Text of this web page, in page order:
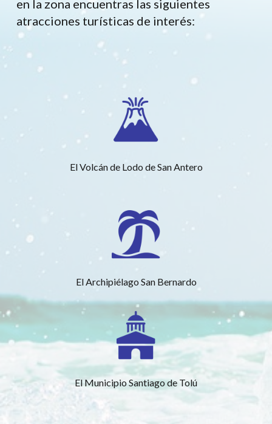
en la zona encuentras las siguientes
atracciones turísticas de interés:
El Volcán de Lodo de San Antero
El Archipiélago San Bernardo
El Municipio Santiago de Tolú